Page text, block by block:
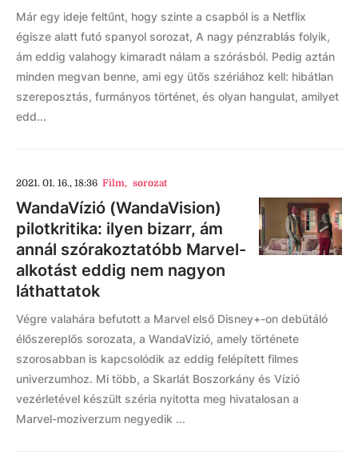
Már egy ideje feltűnt, hogy szinte a csapból is a Netflix
égisze alatt futó spanyol sorozat, A nagy pénzrablás folyik,
ám eddig valahogy kimaradt nálam a szórásból. Pedig aztán
minden megvan benne, ami egy ütős szériához kell: hibátlan
szereposztás, furmányos történet, és olyan hangulat, amilyet
edd...
2021. 01. 16., 18:36 Film, sorozat
WandaVízió (WandaVision)
pilotkritika: ilyen bizarr, ám
annál szórakoztatóbb Marvel-
alkotást eddig nem nagyon
láthattatok
Végre valahára befutott a Marvel első Disney+-on debütáló
élőszereplős sorozata, a WandaVízió, amely története
szorosabban is kapcsolódik az eddig felépített filmes
univerzumhoz. Mi több, a Skarlát Boszorkány és Vízió
vezérletével készült széria nyitotta meg hivatalosan a
Marvel-moziverzum negyedik ...